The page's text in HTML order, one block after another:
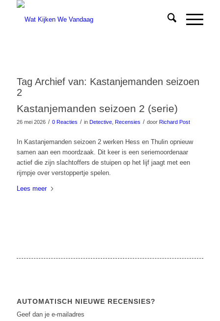
Tag Archief van: Kastanjemanden seizoen
2
Kastanjemanden seizoen 2 (serie)
26 mei 2026 / 0 Reacties / in Detective, Recensies / door Richard Post
In Kastanjemanden seizoen 2 werken Hess en Thulin opnieuw
samen aan een moordzaak. Dit keer is een seriemoordenaar
actief die zijn slachtoffers de stuipen op het lijf jaagt met een
rijmpje over verstoppertje spelen.
Lees meer
AUTOMATISCH NIEUWE RECENSIES?
Geef dan je e-mailadres